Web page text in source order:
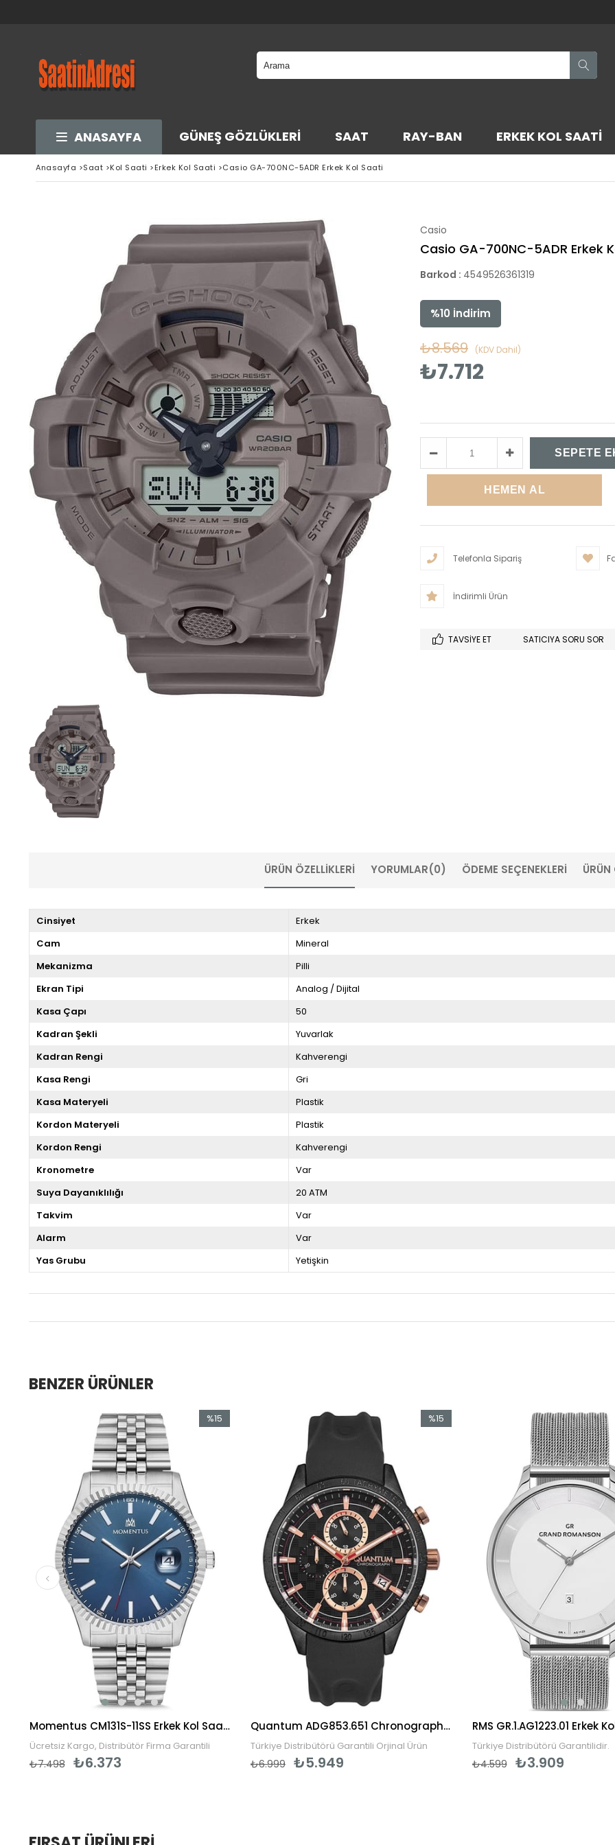
ANASAYFA GÜNEŞ GÖZLÜKLERI SAAT RAY-BAN ERKEK KOL SAATI
Anasayfa >Saat >Kol Saati >Erkek Kol Saati >Casio GA-700NC-5ADR Erkek Kol Saati
Casio
Casio GA-700NC-5ADR Erkek
Barkod : 4549526361319
%10 İndirim
₺8.569 (KDV Dahil)
₺7.712
Telefonla Sipariş
İndirimli Ürün
TAVSIYE ET SATICIYA SORU SOR
ÜRÜN ÖZELLIKLERI YORUMLAR(0) ÖDEME SEÇENEKLERI ÜRÜN
Cinsiyet
Erkek
Cam
Mineral
Mekanizma
Pilli
Ekran Tipi
Analog / Dijital
Kasa Çapı
50
Kadran Şekli
Yuvarlak
Kadran Rengi
Kahverengi
Kasa Rengi
Gri
Kasa Materyeli
Plastik
Kordon Materyeli
Plastik
Kordon Rengi
Kahverengi
Kronometre
Var
Suya Dayanıklılığı
20 ATM
Takvim
Var
Alarm
Var
Yas Grubu
Yetişkin
BENZER ÜRÜNLER
Momentus CM131S-11SS Erkek Kol Saati
Ücretsiz Kargo, Distribütör Firma Garantili
₺6.373
₺7.498
%15
Quantum ADG853.651 Chronograph Erkek Kol Saati
Türkiye Distribütörü Garantili Orjinal Ürün
₺5.949
₺6.999
%15
RMS GR.1.AG1223.01 Erkek
Türkiye Distribütörü Garantilidir.
₺3.909
₺4.599